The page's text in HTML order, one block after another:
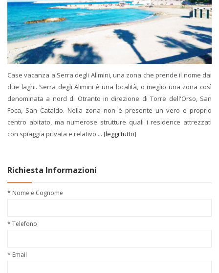
Case vacanza a Serra degli Alimini, una zona che prende il nome dai
due laghi. Serra degli Alimini è una località, o meglio una zona così
denominata a nord di Otranto in direzione di Torre dell'Orso, San
Foca, San Cataldo. Nella zona non è presente un vero e proprio
centro abitato, ma numerose strutture quali i residence attrezzati
con spiaggia privata e relativo ... [leggi tutto]
Richiesta Informazioni
* Nome e Cognome
* Telefono
* Email